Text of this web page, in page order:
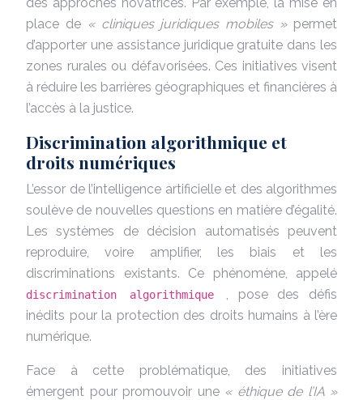
place de « cliniques juridiques mobiles » permet
d’apporter une assistance juridique gratuite dans les
zones rurales ou défavorisées. Ces initiatives visent
à réduire les barrières géographiques et financières à
l’accès à la justice.
Discrimination algorithmique et
droits numériques
L’essor de l’intelligence artificielle et des algorithmes
soulève de nouvelles questions en matière d’égalité.
Les systèmes de décision automatisés peuvent
reproduire, voire amplifier, les biais et les
discriminations existants. Ce phénomène, appelé
discrimination algorithmique
, pose des défis
inédits pour la protection des droits humains à l’ère
numérique.
Face à cette problématique, des initiatives
émergent pour promouvoir une « éthique de l’IA »